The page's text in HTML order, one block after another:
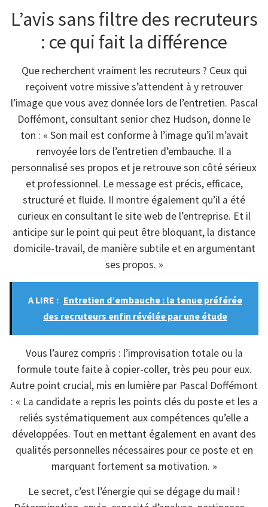
L’avis sans filtre des recruteurs
: ce qui fait la différence
Que recherchent vraiment les recruteurs ? Ceux qui
reçoivent votre missive s’attendent à y retrouver
l’image que vous avez donnée lors de l’entretien. Pascal
Doffémont, consultant senior chez Hudson, donne le
ton : « Son mail est conforme à l’image qu’il m’avait
renvoyée lors de l’entretien d’embauche. Il a
personnalisé ses propos et je retrouve son côté sérieux
et professionnel. Le message est précis, efficace,
structuré et fluide. Il montre également qu’il a été
curieux en consultant le site web de l’entreprise. Et il
anticipe sur le point qui peut être bloquant, la distance
domicile-travail, de manière subtile et en argumentant
ses propos. »
A LIRE : Entretien d’embauche : la tenue préférée
des recruteurs enfin révélée par une étude
Vous l’aurez compris : l’improvisation totale ou la
formule toute faite à copier-coller, très peu pour eux.
Autre point crucial, mis en lumière par Pascal Doffémont
: « La candidate a repris les points clés du poste et les a
reliés systématiquement aux compétences qu’elle a
développées. Tout en mettant également en avant des
qualités personnelles nécessaires pour ce poste et en
marquant fortement sa motivation. »
Le secret, c’est l’énergie qui se dégage du mail !